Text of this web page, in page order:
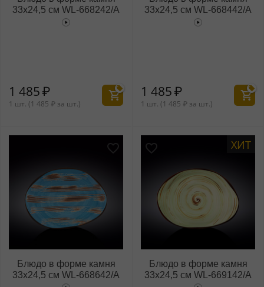
33x24,5 см WL‑668242/A
1 485₽
1 шт. (1 485 ₽ за шт.)
33x24,5 см WL‑668442/A
1 485₽
1 шт. (1 485 ₽ за шт.)
Блюдо в форме камня
33x24,5 см WL‑668642/A
ХИТ
Блюдо в форме камня
33x24,5 см WL‑669142/A